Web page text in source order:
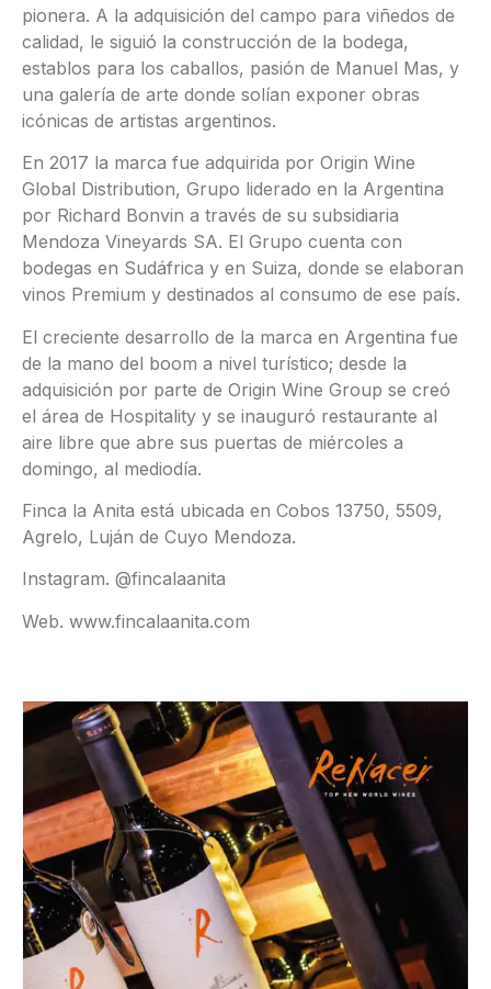
pionera. A la adquisición del campo para viñedos de
calidad, le siguió la construcción de la bodega,
establos para los caballos, pasión de Manuel Mas, y
una galería de arte donde solían exponer obras
icónicas de artistas argentinos.
En 2017 la marca fue adquirida por Origin Wine
Global Distribution, Grupo liderado en la Argentina
por Richard Bonvin a través de su subsidiaria
Mendoza Vineyards SA. El Grupo cuenta con
bodegas en Sudáfrica y en Suiza, donde se elaboran
vinos Premium y destinados al consumo de ese país.
El creciente desarrollo de la marca en Argentina fue
de la mano del boom a nivel turístico; desde la
adquisición por parte de Origin Wine Group se creó
el área de Hospitality y se inauguró restaurante al
aire libre que abre sus puertas de miércoles a
domingo, al mediodía.
Finca la Anita está ubicada en Cobos 13750, 5509,
Agrelo, Luján de Cuyo Mendoza.
Instagram. @fincalaanita
Web. www.fincalaanita.com